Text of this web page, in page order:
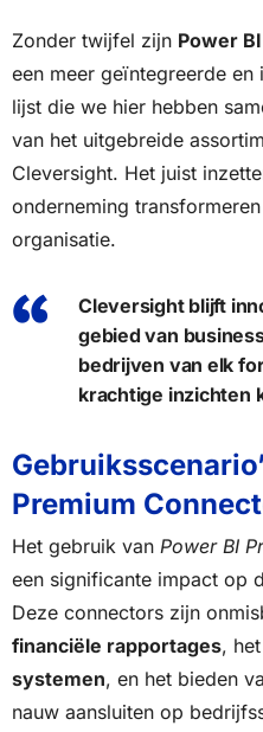
Zonder twijfel zijn Power
een meer geïntegreerde
lijst die we hier hebben
van het uitgebreide
Cleversight. Het juist
onderneming
organisatie.
Cleversight blijft
gebied van
bedrijven van elk
krachtige inzichten
Premium
Het gebruik van Power BI
een significante impact op
Deze connectors zijn
financiële rapportages,
systemen, en het bieden
nauw aansluiten op